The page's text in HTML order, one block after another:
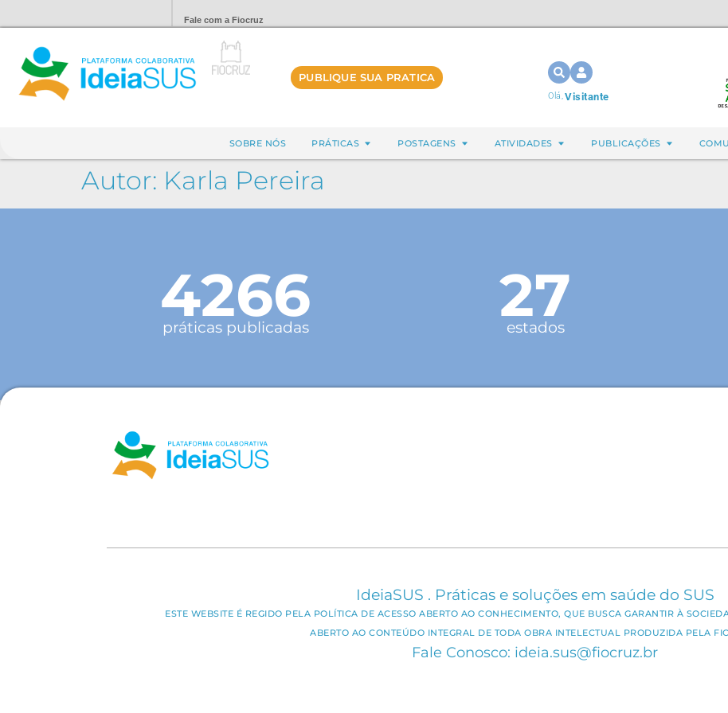
Fale com a Fiocruz
PUBLIQUE SUA PRATICA
Olá,Visitante
SOBRE NÓS PRÁTICAS POSTAGENS ATIVIDADES PUBLICAÇÕES
Autor: Karla Pereira
4266
práticas publicadas 27
estados
IdeiaSUS . Práticas e soluções em saúde do SUS
ESTE WEBSITE É REGIDO PELA POLÍTICA DE ACESSO ABERTO AO CONHECIMENTO, QUE BUSCA GARANTIR À
ABERTO AO CONTEÚDO INTEGRAL DE TODA OBRA INTELECTUAL PRODUZIDA PELA
Fale Conosco: ideia.sus@fiocruz.br